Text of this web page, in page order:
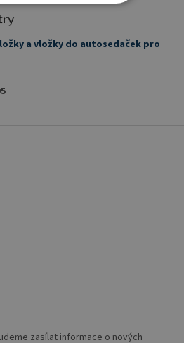
a vložky do autosedaček pro
zasílat informace o nových